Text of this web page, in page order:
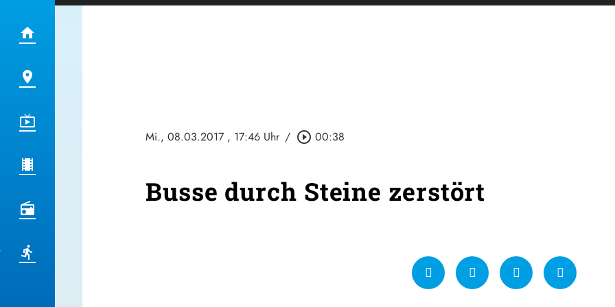
Mi., 08.03.2017 , 17:46 Uhr / play_circle_outline 00:38
Busse durch Steine zerstört